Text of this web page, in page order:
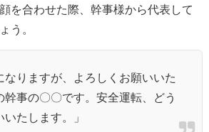
を合わせた際、幹事様から代表して
う。
なりますが、よろしくお願いいた
幹事の〇〇です。安全運転、どう
たします。」